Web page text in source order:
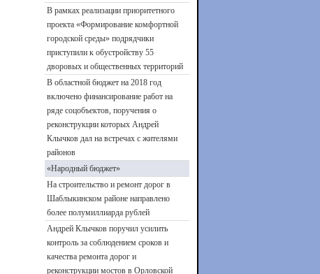
В рамках реализации приоритетного
проекта «Формирование комфортной
городской среды» подрядчики
приступили к обустройству 55
дворовых и общественных территорий
В областной бюджет на 2018 год
включено финансирование работ на
ряде соцобъектов, поручения о
реконструкции которых Андрей
Клычков дал на встречах с жителями
районов
«Народный бюджет»
На строительство и ремонт дорог в
Шаблыкинском районе направлено
более полумиллиарда рублей
Андрей Клычков поручил усилить
контроль за соблюдением сроков и
качества ремонта дорог и
реконструкции мостов в Орловской